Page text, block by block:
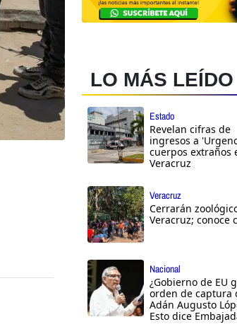
LO MÁS LEÍDO
Estado
Revelan cifras de
ingresos a
cuerpos extraños
Veracruz
Veracruz
Cerrarán
Veracruz; conoce
Nacional
¿Gobierno de EU
orden de captura
Adán Augusto
Esto dice